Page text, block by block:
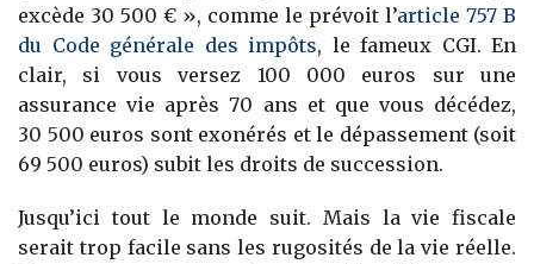
excède 30 500 € », comme le prévoit l’article 757 B
du Code générale des impôts, le fameux CGI. En
clair, si vous versez 100 000 euros sur une
assurance vie après 70 ans et que vous décédez,
30 500 euros sont exonérés et le dépassement (soit
69 500 euros) subit les droits de succession.
Jusqu’ici tout le monde suit. Mais la vie fiscale
serait trop facile sans les rugosités de la vie réelle.